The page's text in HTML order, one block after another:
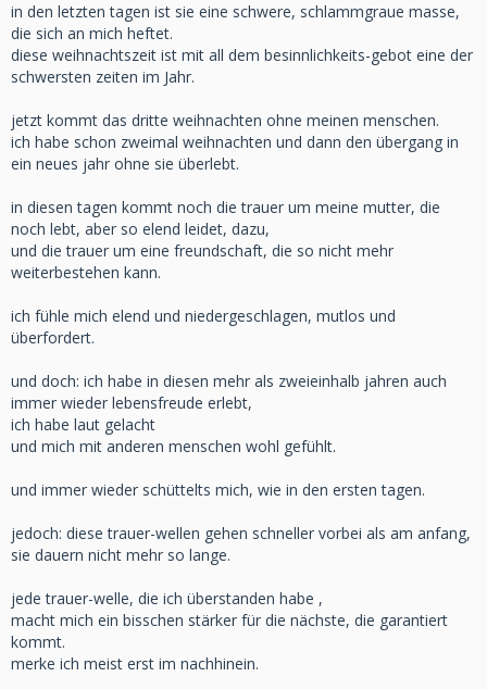
in den letzten tagen ist sie eine schwere, schlammgraue masse,
die sich an mich heftet.
diese weihnachtszeit ist mit all dem besinnlichkeits-gebot eine der
schwersten zeiten im Jahr.
jetzt kommt das dritte weihnachten ohne meinen menschen.
ich habe schon zweimal weihnachten und dann den übergang in
ein neues jahr ohne sie überlebt.
in diesen tagen kommt noch die trauer um meine mutter, die
noch lebt, aber so elend leidet, dazu,
und die trauer um eine freundschaft, die so nicht mehr
weiterbestehen kann.
ich fühle mich elend und niedergeschlagen, mutlos und
überfordert.
und doch: ich habe in diesen mehr als zweieinhalb jahren auch
immer wieder lebensfreude erlebt,
ich habe laut gelacht
und mich mit anderen menschen wohl gefühlt.
und immer wieder schüttelts mich, wie in den ersten tagen.
jedoch: diese trauer-wellen gehen schneller vorbei als am anfang,
sie dauern nicht mehr so lange.
jede trauer-welle, die ich überstanden habe ,
macht mich ein bisschen stärker für die nächste, die garantiert
kommt.
merke ich meist erst im nachhinein.